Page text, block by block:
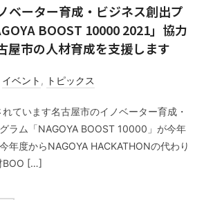
ベーター育成・ビジネス創出プ
BOOST 10000 2021」協力
屋市の人材育成を支援します
イベント , トピックス
ています名古屋市のイノベーター育成・
ラム「NAGOYA BOOST 10000」が今年
年度からNAGOYA HACKATHONの代わり
BOO […]